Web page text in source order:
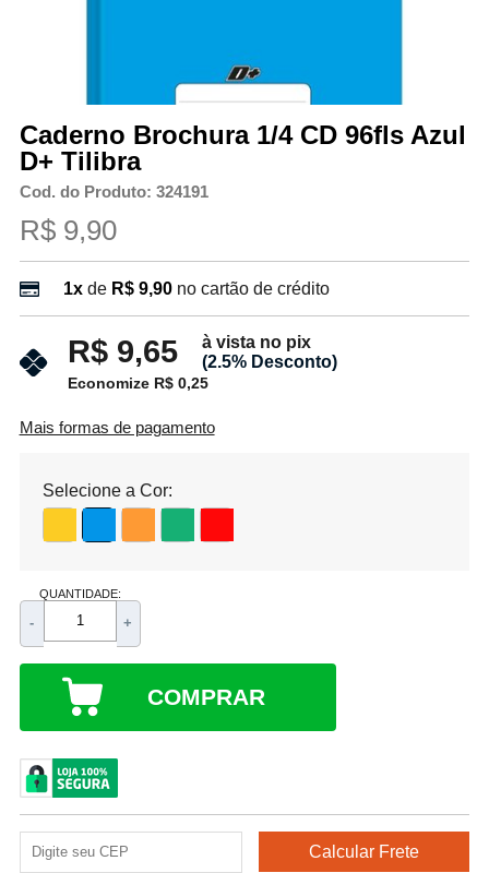
Caderno Brochura 1/4 CD 96fls Azul
D+ Tilibra
Cod. do Produto: 324191
R$ 9,90
1xde R$ 9,90 no cartão de crédito
R$ 9,65
à vista no pix
(2.5% Desconto)
Economize R$ 0,25
Mais formas de pagamento
Selecione a Cor:
QUANTIDADE:
- +
COMPRAR